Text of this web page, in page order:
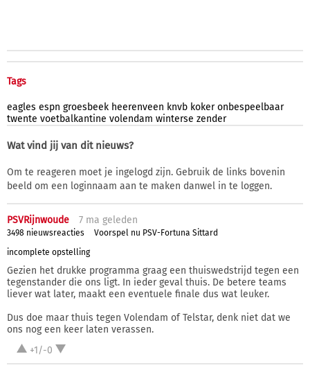
Tags
eagles espn groesbeek heerenveen knvb koker onbespeelbaar
twente voetbalkantine volendam winterse zender
Wat vind jij van dit nieuws?
Om te reageren moet je ingelogd zijn. Gebruik de links bovenin
beeld om een loginnaam aan te maken danwel in te loggen.
PSVRijnwoude 7 ma geleden
3498 nieuwsreacties
Voorspel nu PSV-Fortuna Sittard
incomplete opstelling
Gezien het drukke programma graag een thuiswedstrijd tegen een
tegenstander die ons ligt. In ieder geval thuis. De betere teams
liever wat later, maakt een eventuele finale dus wat leuker.
Dus doe maar thuis tegen Volendam of Telstar, denk niet dat we
ons nog een keer laten verassen.
+1/-0